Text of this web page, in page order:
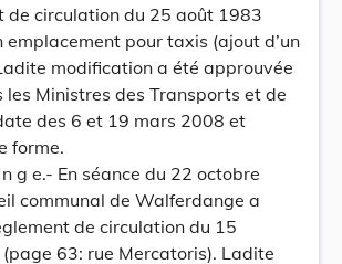
de circulation du 25 août 1983
emplacement pour taxis (ajout d’un
modification a été approuvée
les Ministres des Transports et de
des 6 et 19 mars 2008 et
forme.
g e.- En séance du 22 octobre
communal de Walferdange a
de circulation du 15
63: rue Mercatoris). Ladite